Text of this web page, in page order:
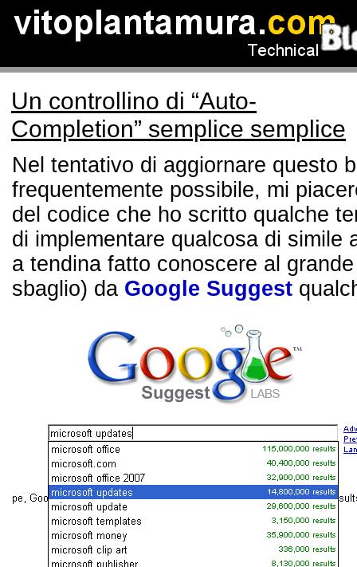
Un controllino di “Auto-
Completion” semplice semplice
Nel tentativo di aggiornare questo
frequentemente possibile, mi
del codice che ho scritto qualche
di implementare qualcosa di simile
a tendina fatto conoscere al
sbaglio) da Google Suggest